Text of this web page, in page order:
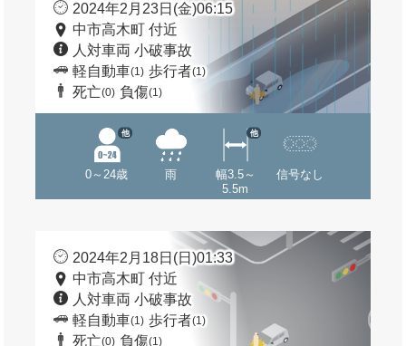
2024年2月23日(金)06:15
中市高木町 付近
人対車両 小破事故
軽自動車(1) 歩行者(1)
死亡(0) 負傷(1)
0～24歳
他
雨
幅3.5～
5.5m
他
信号なし
2024年2月18日(日)01:33
中市高木町 付近
人対車両 小破事故
軽自動車(1) 歩行者(1)
死亡(0) 負傷(1)